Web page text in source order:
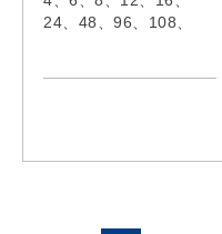
24、48、96、108、